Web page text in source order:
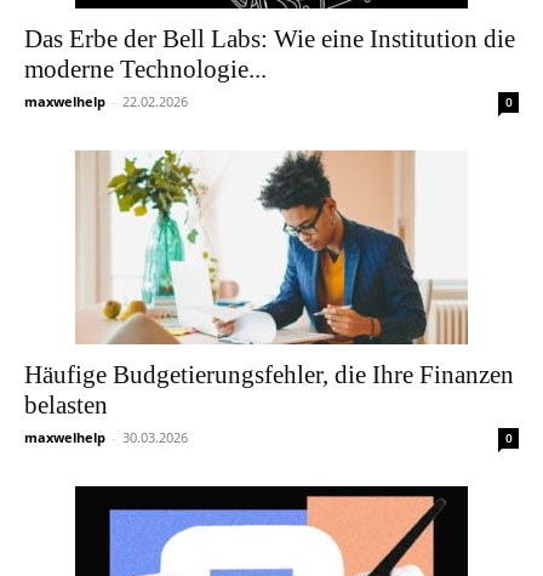
Das Erbe der Bell Labs: Wie eine Institution die
moderne Technologie...
maxwelhelp - 22.02.2026 0
Häufige Budgetierungsfehler, die Ihre Finanzen
belasten
maxwelhelp - 30.03.2026 0